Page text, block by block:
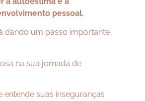
pessoal.
dando um passo importante
na sua jornada de
suas inseguranças